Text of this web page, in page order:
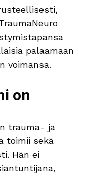
palaamaan
voimansa.
on
trauma- ja
toimii sekä
Hän ei